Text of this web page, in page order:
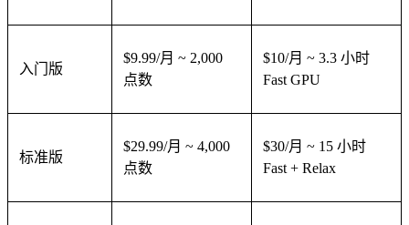
入门版
$9.99/月 ~ 2,000
点数
$10/月 ~ 3.3 小时
Fast GPU
标准版
$29.99/月 ~ 4,000
点数
$30/月 ~ 15 小时
Fast + Relax